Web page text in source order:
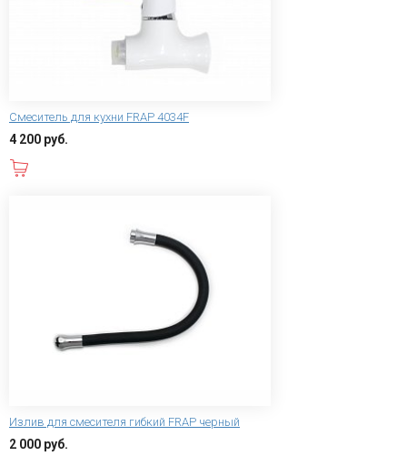
Смеситель для кухни FRAP 4034F
4 200 руб.
Излив для смесителя гибкий FRAP черный
2 000 руб.